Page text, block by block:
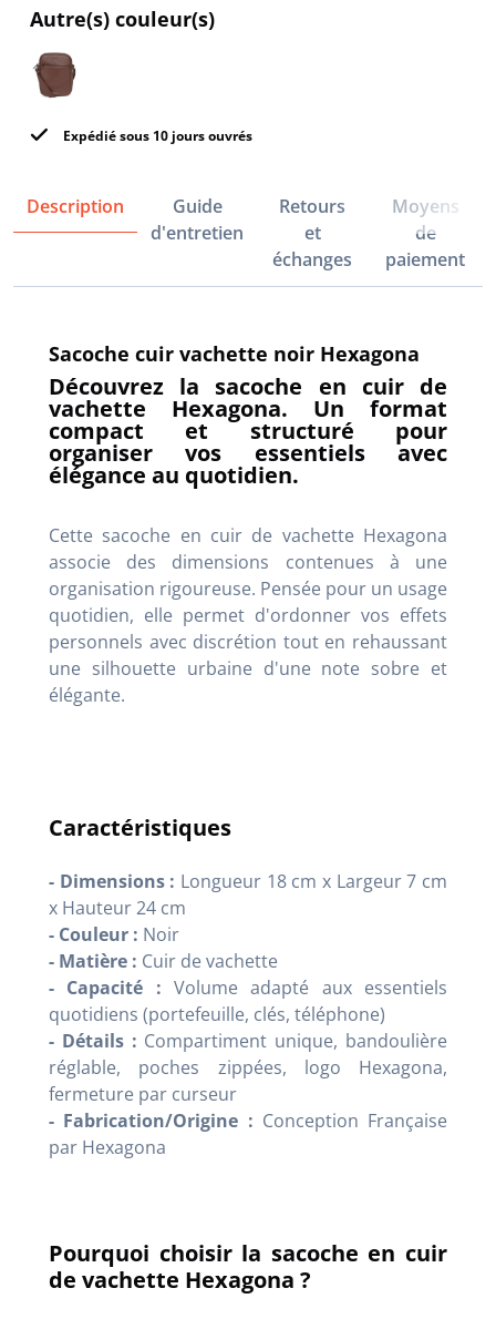
Autre(s) couleur(s)
Expédié sous 10 jours ouvrés
Description
Guide
d'entretien
Retours
et
échanges
Moyens
de
paiement
Sacoche cuir vachette noir Hexagona
Découvrez la sacoche en cuir de
vachette Hexagona. Un format
compact et structuré pour
organiser vos essentiels avec
élégance au quotidien.
Cette sacoche en cuir de vachette Hexagona
associe des dimensions contenues à une
organisation rigoureuse. Pensée pour un usage
quotidien, elle permet d'ordonner vos effets
personnels avec discrétion tout en rehaussant
une silhouette urbaine d'une note sobre et
élégante.
Caractéristiques
- Dimensions : Longueur 18 cm x Largeur 7 cm
x Hauteur 24 cm
- Couleur : Noir
- Matière : Cuir de vachette
- Capacité : Volume adapté aux essentiels
quotidiens (portefeuille, clés, téléphone)
- Détails : Compartiment unique, bandoulière
réglable, poches zippées, logo Hexagona,
fermeture par curseur
- Fabrication/Origine : Conception Française
par Hexagona
Pourquoi choisir la sacoche en cuir
de vachette Hexagona ?